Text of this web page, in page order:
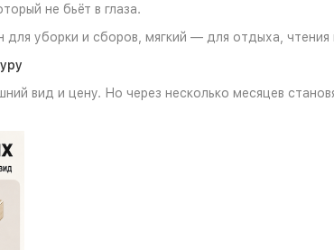
не бьёт в глаза.
для уборки и сборов, мягкий — для отдыха,
вид и цену. Но через несколько месяцев